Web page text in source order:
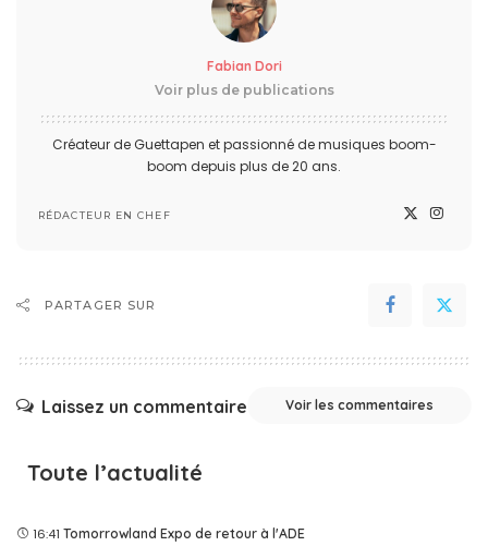
Fabian Dori
Voir plus de publications
Créateur de Guettapen et passionné de musiques boom-
boom depuis plus de 20 ans.
RÉDACTEUR EN CHEF
PARTAGER SUR
Laissez un commentaire Voir les commentaires
Toute l’actualité
16:41 Tomorrowland Expo de retour à l'ADE